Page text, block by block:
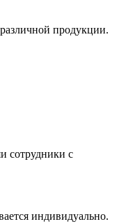
продукции.
сотрудники с
индивидуально.